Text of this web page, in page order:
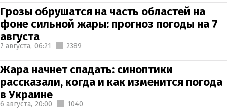
Грозы обрушатся на часть областей на
фоне сильной жары: прогноз погоды на 7
августа
7 августа, 06:21 2389
Жара начнет спадать: синоптики
рассказали, когда и как изменится погода
в Украине
6 августа, 20:00 1040